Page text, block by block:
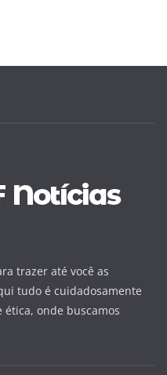
trazer até você as
tudo é cuidadosamente
onde buscamos